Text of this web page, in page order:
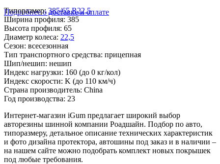
Подробнее о доставке и оплате
Типоразмер:385/65 R22,5
Ширина профиля: 385
Высота профиля: 65
Диаметр колеса: 22,5
Сезон: всесезонная
Тип транспортного средства: прицепная
Шип/нешип: нешип
Индекс нагрузки: 160 (до 0 кг/кол)
Индекс скорости: K (до 110 км/ч)
Страна производитель: China
Год производства: 23
Интернет-магазин iGum предлагает широкий выбор
авторезины шинной компании Роадшайн. Подбор по авто,
типоразмеру, детальное описание технических характеристик
и фото дизайна протектора, автошины под заказ и в наличии –
на нашем сайте можно подобрать комплект новых покрышек
под любые требования.